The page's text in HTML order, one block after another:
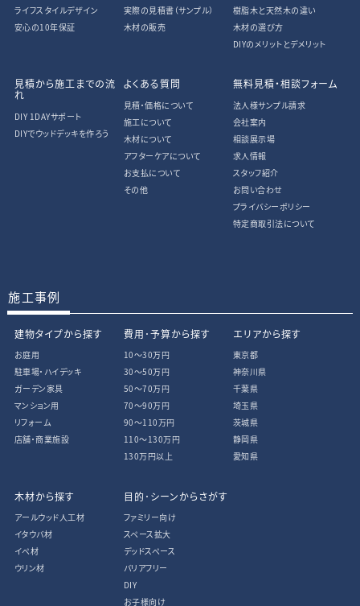
ライフスタイルデザイン
安心の10年保証
実際の見積書 （サンプル）
木材の販売
樹脂木と天然木の違い
木材の選び方
DIYのメリットとデメリット
見積から施工までの流
れ
DIY 1DAYサポート
DIYでウッドデッキを作ろう
よくある質問
見積・価格について
施工について
木材について
アフターケアについて
お支払について
その他
無料見積・相談フォーム
法人様サンプル請求
会社案内
相談展示場
求人情報
スタッフ紹介
お問い合わせ
プライバシーポリシー
特定商取引法について
施工事例
建物タイプから探す
お庭用
駐車場・ハイデッキ
ガーデン家具
マンション用
リフォーム
店舗・商業施設
費用･予算から探す
10〜30万円
30〜50万円
50〜70万円
70〜90万円
90〜110万円
110〜130万円
130万円以上
エリアから探す
東京都
神奈川県
千葉県
埼玉県
茨城県
静岡県
愛知県
木材から探す
アールウッド人工材
イタウバ材
イペ材
ウリン材
目的･シーンからさがす
ファミリー向け
スペース拡大
デッドスペース
バリアフリー
DIY
お子様向け